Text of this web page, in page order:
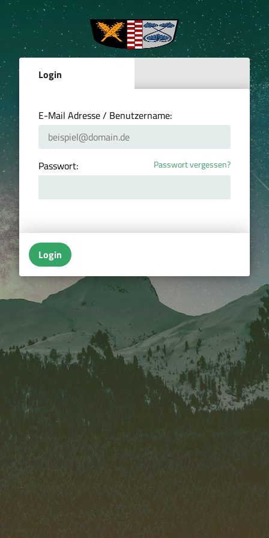
Login
E-Mail Adresse / Benutzername:
Passwort: Passwort vergessen?
Login